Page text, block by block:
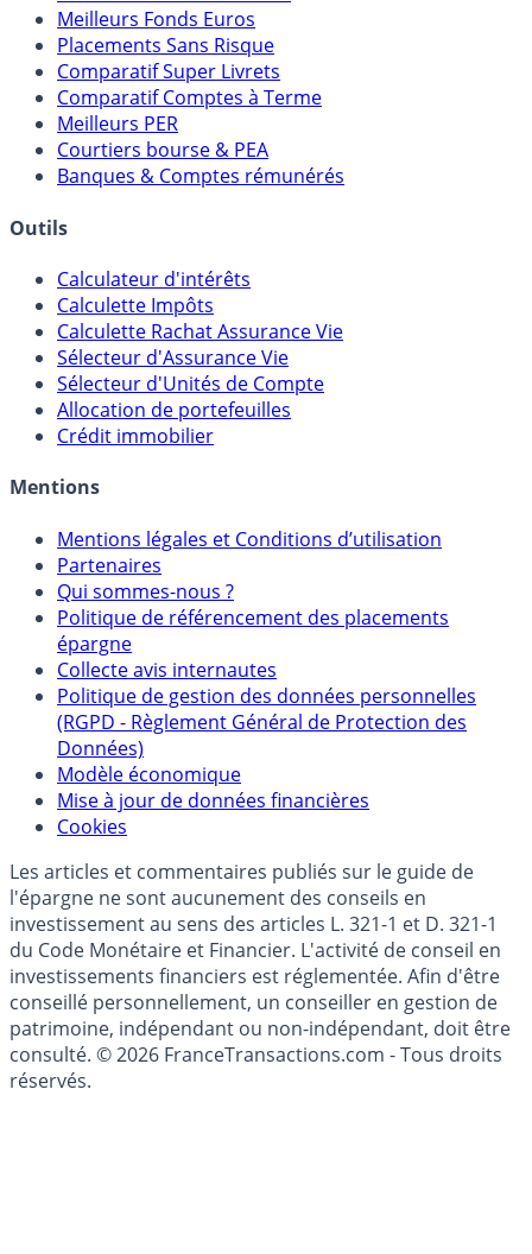
Meilleures Assurances-Vie
Meilleurs Fonds Euros
Placements Sans Risque
Comparatif Super Livrets
Comparatif Comptes à Terme
Meilleurs PER
Courtiers bourse & PEA
Calculateur d'intérêts
Calculette Impôts
Calculette Rachat Assurance Vie
Sélecteur d'Assurance Vie
Sélecteur d'Unités de Compte
Allocation de portefeuilles
Mentions légales et Conditions d’utilisation
Partenaires
Qui sommes-nous ?
Politique de référencement des placements
épargne
Collecte avis internautes
Politique de gestion des données personnelles
(RGPD - Règlement Général de Protection des
Données)
Modèle économique
Mise à jour de données financières
Les articles et commentaires publiés sur le guide de
l'épargne ne sont aucunement des conseils en
investissement au sens des articles L. 321-1 et D. 321-1
du Code Monétaire et Financier. L'activité de conseil en
investissements financiers est réglementée. Afin d'être
conseillé personnellement, un conseiller en gestion de
patrimoine, indépendant ou non-indépendant, doit être
consulté. © 2026 FranceTransactions.com - Tous droits